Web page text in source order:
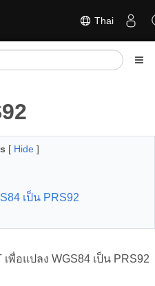
Thai
[ Hide ]
เป็น PRS92
พื่อแปลง WGS84 เป็น PRS92